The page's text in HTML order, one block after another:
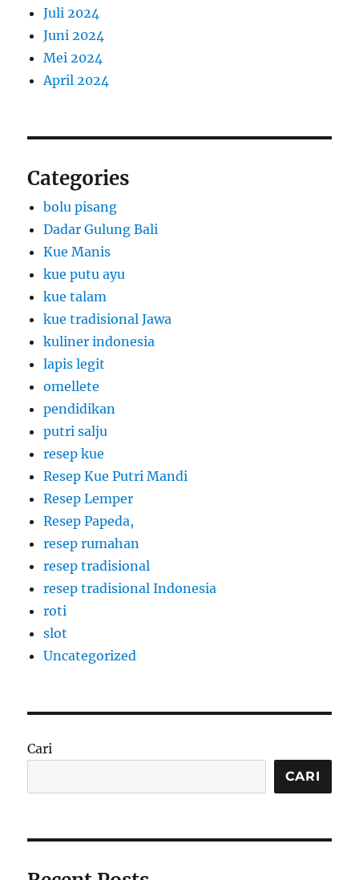
Juli 2024
Juni 2024
Mei 2024
April 2024
Categories
bolu pisang
Dadar Gulung Bali
Kue Manis
kue putu ayu
kue talam
kue tradisional Jawa
kuliner indonesia
lapis legit
omellete
pendidikan
putri salju
resep kue
Resep Kue Putri Mandi
Resep Lemper
Resep Papeda,
resep rumahan
resep tradisional
resep tradisional Indonesia
roti
slot
Uncategorized
Cari
CARI